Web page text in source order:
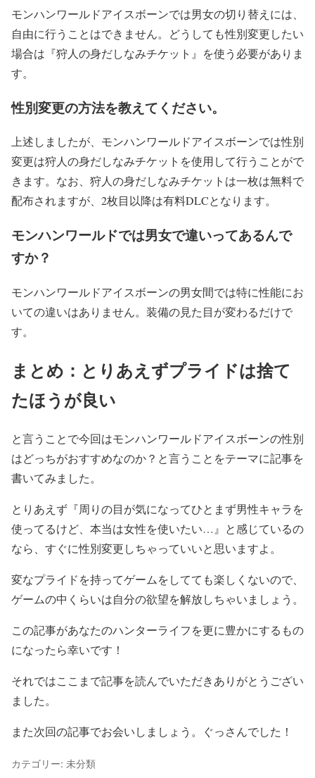
モンハンワールドアイスボーンでは男女の切り替えには、
自由に行うことはできません。どうしても性別変更したい
場合は『狩人の身だしなみチケット』を使う必要がありま
す。
性別変更の方法を教えてください。
上述しましたが、モンハンワールドアイスボーンでは性別
変更は狩人の身だしなみチケットを使用して行うことがで
きます。なお、狩人の身だしなみチケットは一枚は無料で
配布されますが、2枚目以降は有料DLCとなります。
モンハンワールドでは男女で違いってあるんで
すか？
モンハンワールドアイスボーンの男女間では特に性能にお
いての違いはありません。装備の見た目が変わるだけで
す。
まとめ：とりあえずプライドは捨て
たほうが良い
と言うことで今回はモンハンワールドアイスボーンの性別
はどっちがおすすめなのか？と言うことをテーマに記事を
書いてみました。
とりあえず『周りの目が気になってひとまず男性キャラを
使ってるけど、本当は女性を使いたい…』と感じているの
なら、すぐに性別変更しちゃっていいと思いますよ。
変なプライドを持ってゲームをしてても楽しくないので、
ゲームの中くらいは自分の欲望を解放しちゃいましょう。
この記事があなたのハンターライフを更に豊かにするもの
になったら幸いです！
それではここまで記事を読んでいただきありがとうござい
ました。
また次回の記事でお会いしましょう。ぐっさんでした！
カテゴリー: 未分類